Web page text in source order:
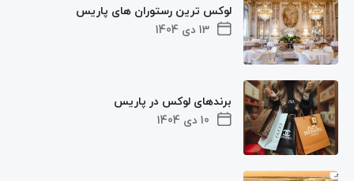
13 دی 1404
لوکس ترین رستوران های پاریس
10 دی 1404
برندهای لوکس در پاریس